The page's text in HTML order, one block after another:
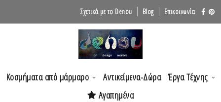
Σχετικά με το Denou Blog Επικοινωνία
Κοσμήματα από μάρμαρο Αντικείμενα-Δώρα Έργα Τέχνης
Αγαπημένα